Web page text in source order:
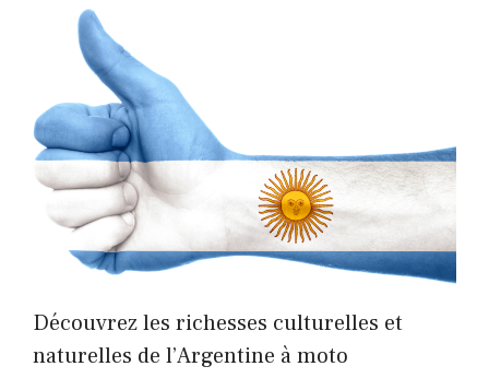
Découvrez les richesses culturelles et
naturelles de l’Argentine à moto